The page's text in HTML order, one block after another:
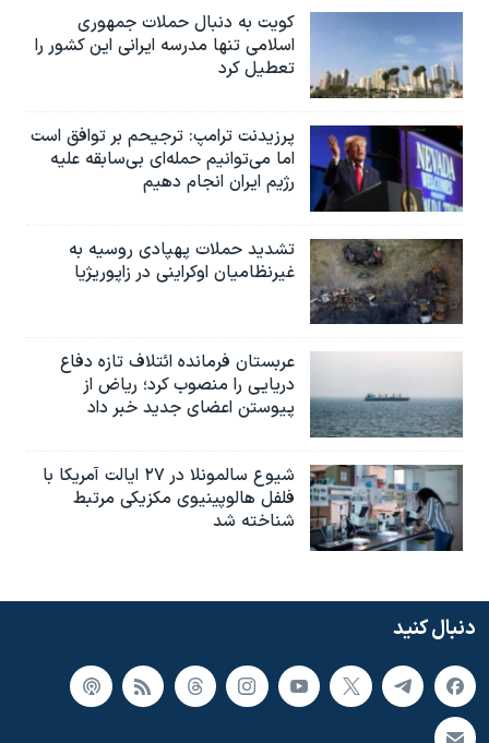
کویت به دنبال حملات جمهوری
اسلامی تنها مدرسه ایرانی این کشور را
تعطیل کرد
پرزیدنت ترامپ: ترجیحم بر توافق است
اما می‌توانیم حمله‌ای بی‌سابقه علیه
رژیم ایران انجام دهیم
تشدید حملات پهپادی روسیه به
غیرنظامیان اوکراینی در زاپوریژیا
عربستان فرمانده ائتلاف تازه دفاع
دریایی را منصوب کرد؛ ریاض از
پیوستن اعضای جدید خبر داد
شیوع سالمونلا در ۲۷ ایالت آمریکا با
فلفل هالوپینیوی مکزیکی مرتبط
شناخته شد
دنبال کنید